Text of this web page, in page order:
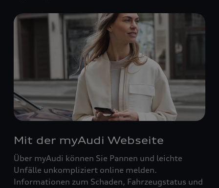
Mit der myAudi Webseite
Über myAudi können Sie Pannen und leichte
Unfälle unkompliziert online melden.
Informationen zum Schaden, Fahrzeugstatus und